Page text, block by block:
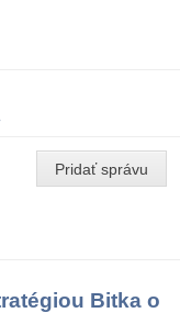
Pridať správu
Bitka o